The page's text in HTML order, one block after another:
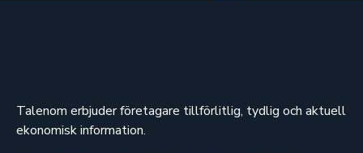
Talenom erbjuder företagare tillförlitlig, tydlig och aktuell
ekonomisk information.